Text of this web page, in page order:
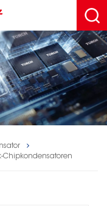
Chipkondensatoren